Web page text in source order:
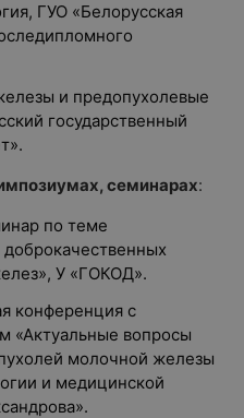
ГУО «Белорусская
и предопухолевые
государственный
семинарах:
по теме
У «ГОКОД».
конференция с
«Актуальные вопросы
молочной железы
и медицинской